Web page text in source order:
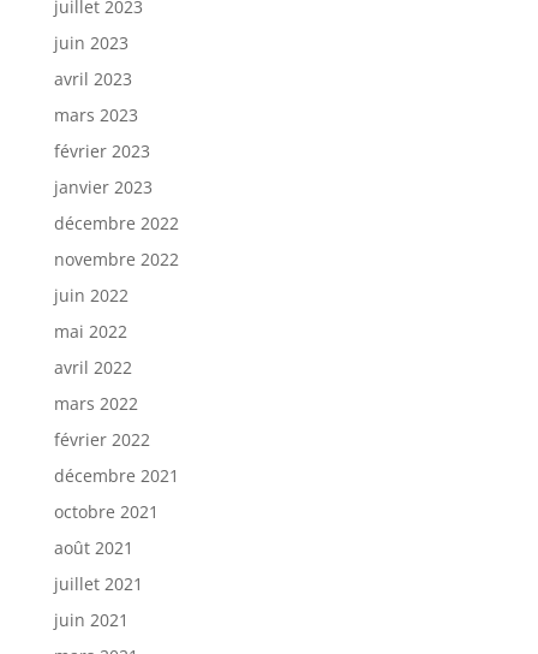
juillet 2023
juin 2023
avril 2023
mars 2023
février 2023
janvier 2023
décembre 2022
novembre 2022
juin 2022
mai 2022
avril 2022
mars 2022
février 2022
décembre 2021
octobre 2021
août 2021
juillet 2021
juin 2021